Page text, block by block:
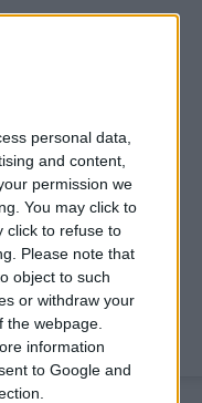
personal data,
and content,
permission we
You may click to
click to refuse to
Please note that
object to such
or withdraw your
webpage.
information
to Google and